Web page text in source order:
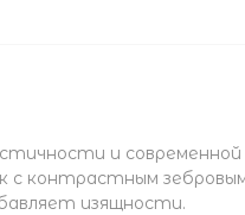
и
с контрастным
изящности.